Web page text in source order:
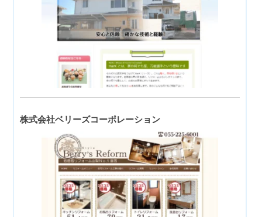
株式会社ベリーズコーポレーション